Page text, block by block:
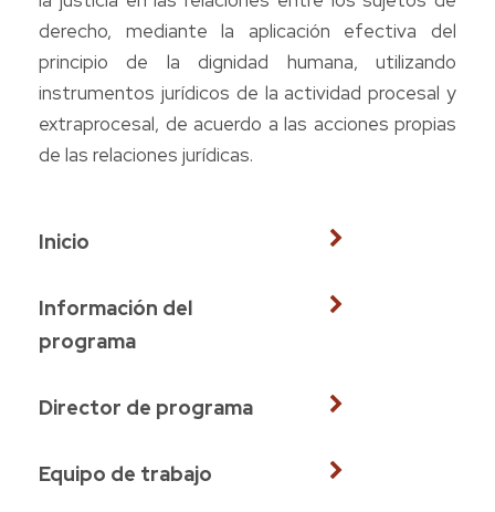
derecho, mediante la aplicación efectiva del
principio de la dignidad humana, utilizando
instrumentos jurídicos de la actividad procesal y
extraprocesal, de acuerdo a las acciones propias
de las relaciones jurídicas.
Inicio
Información del
programa
Director de programa
Equipo de trabajo